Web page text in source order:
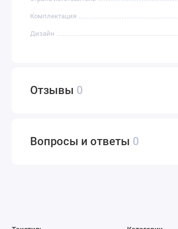
Комплектация
Дизайн
Отзывы 0
Вопросы и ответы 0